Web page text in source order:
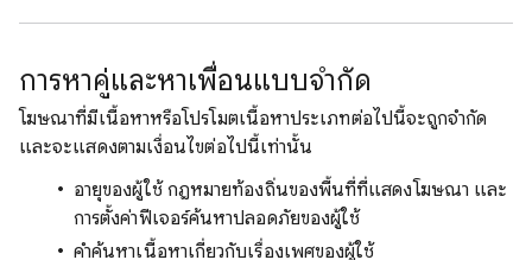
การหาคู่และหาเพื่อนแบบจำกัด
โฆษณาที่มีเนื้อหาหรือโปรโมตเนื้อหาประเภทต่อไปนี้จะถูกจำกัด
และจะแสดงตามเงื่อนไขต่อไปนี้เท่านั้น
อายุของผู้ใช้ กฎหมายท้องถิ่นของพื้นที่ที่แสดงโฆษณา และ
การตั้งค่าฟีเจอร์ค้นหาปลอดภัยของผู้ใช้
คําค้นหาเนื้อหาเกี่ยวกับเรื่องเพศของผู้ใช้